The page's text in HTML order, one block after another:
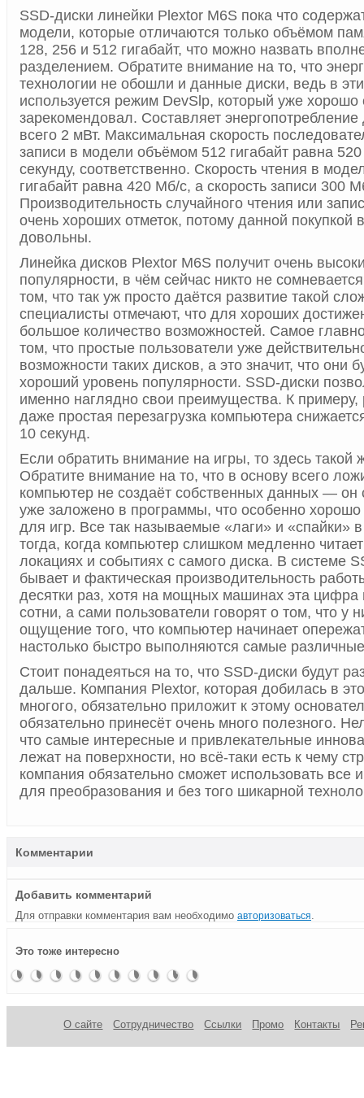
SSD-диски линейки Plextor M6S пока что
модели, которые отличаются только объёмом
128, 256 и 512 гигабайт, что можно назвать
разделением. Обратите внимание на то, что
технологии не обошли и данные диски, ведь в
используется режим DevSlp, который уже хорошо
зарекомендовал. Составляет
всего 2 мВт. Максимальная скорость
записи в модели объёмом 512 гигабайт равна
секунду, соответственно. Скорость чтения в
гигабайт равна 420 Мб/с, а скорость записи 300
Производительность случайного чтения или
очень хороших отметок, потому данной покупкой
довольны.
Линейка дисков Plextor M6S получит очень
популярности, в чём сейчас никто не
том, что так уж просто даётся развитие такой
специалисты отмечают, что для хороших
большое количество возможностей. Самое
том, что простые пользователи уже
возможности таких дисков, а это значит, что они
хороший уровень популярности. SSD-диски
именно наглядно свои преимущества. К примеру,
даже простая перезагрузка компьютера
10 секунд.
Если обратить внимание на игры, то здесь такой
Обратите внимание на то, что в основу всего
компьютер не создаёт собственных данных — он
уже заложено в программы, что особенно
для игр. Все так называемые «лаги» и «спайки»
тогда, когда компьютер слишком медленно
локациях и событиях с самого диска. В системе
бывает и фактическая производительность
десятки раз, хотя на мощных машинах эта цифра
сотни, а сами пользователи говорят о том, что у
ощущение того, что компьютер начинает
настолько быстро выполняются самые
Стоит понадеяться на то, что SSD-диски будут
дальше. Компания Plextor, которая добилась в
многого, обязательно приложит к этому
обязательно принесёт очень много полезного.
что самые интересные и привлекательные
лежат на поверхности, но всё-таки есть к чему
компания обязательно сможет использовать
для преобразования и без того шикарной
Комментарии
Добавить комментарий
Для отправки комментария вам необходимо авторизоваться
Это тоже интересно
от плата
Gaming 9
AC
отHaswellплаты
TUF
Sabertooth
DirectCU
II v2
Q1900TM-
ITX
О сайте Сотрудничество Ссылки Промо Контакты